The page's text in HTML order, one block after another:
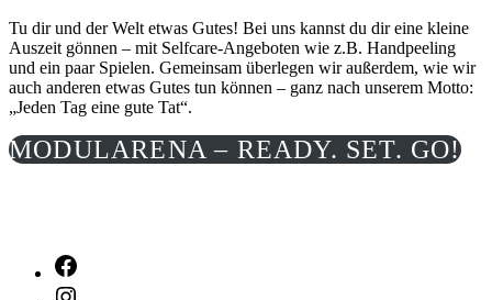
Tu dir und der Welt etwas Gutes! Bei uns kannst du dir eine kleine
Auszeit gönnen – mit Selfcare-Angeboten wie z.B. Handpeeling
und ein paar Spielen. Gemeinsam überlegen wir außerdem, wie wir
auch anderen etwas Gutes tun können – ganz nach unserem Motto:
„Jeden Tag eine gute Tat“.
MODULARENA – READY. SET. GO!